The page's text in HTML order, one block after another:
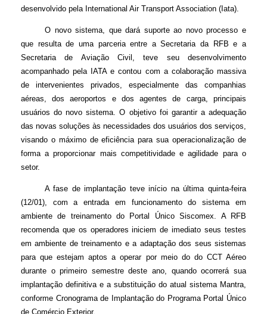
desenvolvido pela International Air Transport Association (Iata).
O novo sistema, que dará suporte ao novo processo e
que resulta de uma parceria entre a Secretaria da RFB e a
Secretaria de Aviação Civil, teve seu desenvolvimento
acompanhado pela IATA e contou com a colaboração massiva
de intervenientes privados, especialmente das companhias
aéreas, dos aeroportos e dos agentes de carga, principais
usuários do novo sistema. O objetivo foi garantir a adequação
das novas soluções às necessidades dos usuários dos serviços,
visando o máximo de eficiência para sua operacionalização de
forma a proporcionar mais competitividade e agilidade para o
setor.
A fase de implantação teve início na última quinta-feira
(12/01), com a entrada em funcionamento do sistema em
ambiente de treinamento do Portal Único Siscomex. A RFB
recomenda que os operadores iniciem de imediato seus testes
em ambiente de treinamento e a adaptação dos seus sistemas
para que estejam aptos a operar por meio do do CCT Aéreo
durante o primeiro semestre deste ano, quando ocorrerá sua
implantação definitiva e a substituição do atual sistema Mantra,
conforme Cronograma de Implantação do Programa Portal Único
de Comércio Exterior.